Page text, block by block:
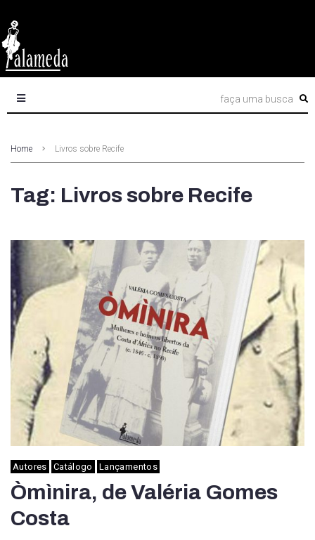
Home Livros sobre Recife
Tag: Livros sobre Recife
Autores Catálogo Lançamentos
Òmìnira, de Valéria Gomes
Costa